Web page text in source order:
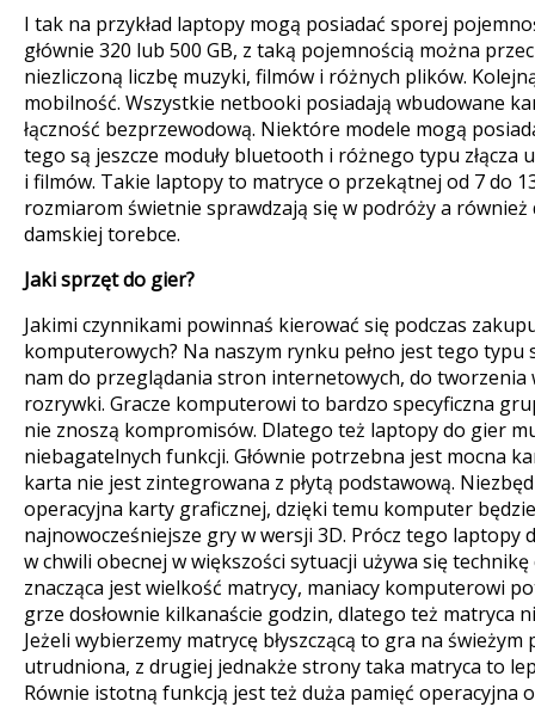
I tak na przykład laptopy mogą posiadać sporej
głównie 320 lub 500 GB, z taką pojemnością można
niezliczoną liczbę muzyki, filmów i różnych plików.
mobilność. Wszystkie netbooki posiadają wbudowane
łączność bezprzewodową. Niektóre modele mogą
tego są jeszcze moduły bluetooth i różnego typu złącza
i filmów. Takie laptopy to matryce o przekątnej od 7 do
rozmiarom świetnie sprawdzają się w podróży a również
damskiej torebce.
Jaki sprzęt do gier?
Jakimi czynnikami powinnaś kierować się podczas
komputerowych? Na naszym rynku pełno jest tego typu
nam do przeglądania stron internetowych, do
rozrywki. Gracze komputerowi to bardzo specyficzna
nie znoszą kompromisów. Dlatego też laptopy do gier
niebagatelnych funkcji. Głównie potrzebna jest mocna
karta nie jest zintegrowana z płytą podstawową.
operacyjna karty graficznej, dzięki temu komputer
najnowocześniejsze gry w wersji 3D. Prócz tego laptopy
w chwili obecnej w większości sytuacji używa się
znacząca jest wielkość matrycy, maniacy komputerowi
grze dosłownie kilkanaście godzin, dlatego też matryca
Jeżeli wybierzemy matrycę błyszczącą to gra na
utrudniona, z drugiej jednakże strony taka matryca to
Równie istotną funkcją jest też duża pamięć operacyjna